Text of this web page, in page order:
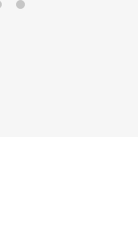
лекарств.